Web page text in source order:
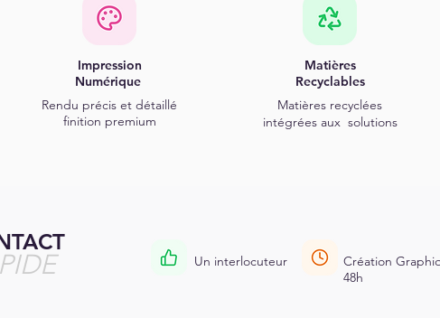
Impression
Numérique
Rendu précis et détaillé
finition premium
Matières
Recyclables
Matières recyclées
intégrées aux solutions
Un interlocuteur
Création
48h